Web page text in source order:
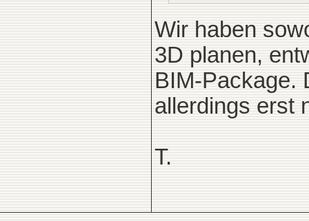
Wir haben
3D planen,
BIM-Package.
allerdings erst
T.